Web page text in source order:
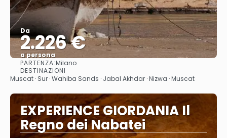
Da
2.226 €
a persona
PARTENZA:Milano
DESTINAZIONI
Muscat · Sur · Wahiba Sands · Jabal Akhdar · Nizwa · Muscat
EXPERIENCE GIORDANIA Il
Regno dei Nabatei